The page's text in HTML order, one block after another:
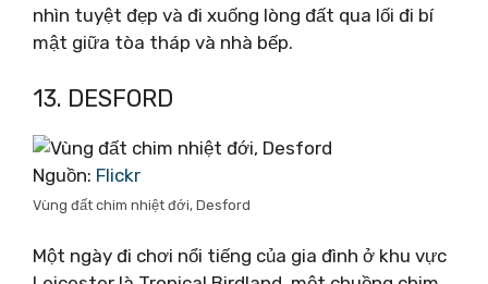
nhìn tuyệt đẹp và đi xuống lòng đất qua lối đi bí
mật giữa tòa tháp và nhà bếp.
13. DESFORD
Nguồn: Flickr
Vùng đất chim nhiệt đới, Desford
Một ngày đi chơi nổi tiếng của gia đình ở khu vực